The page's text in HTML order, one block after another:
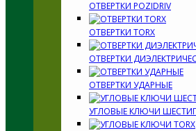
ОТВЕРТКИ POZIDRIV
ОТВЕРТКИ TORX
ОТВЕРТКИ
ОТВЕРТКИ УДАРНЫЕ
УГЛОВЫЕ КЛЮЧИ